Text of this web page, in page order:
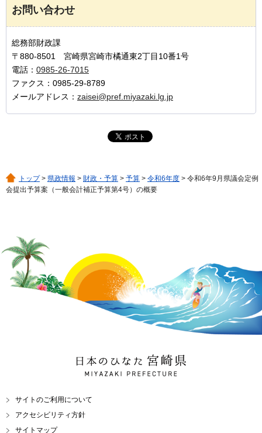
お問い合わせ
総務部財政課
〒880-8501 宮崎県宮崎市橘通東2丁目10番1号
電話： 0985-26-7015
ファクス：0985-29-8789
メールアドレス： zaisei@pref.miyazaki.lg.jp
トップ> 県政情報 > 財政・予算 > 予算 > 令和6年度 > 令和6年9月県議会定例
会提出予算案（一般会計補正予算第4号）の概要
日本のひなた 宮崎県
MIYAZAKI PREFECTURE
サイトのご利用について
アクセシビリティ方針
サイトマップ